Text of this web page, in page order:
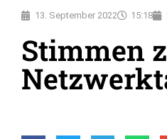
13. September 2022 15:18
Stimmen